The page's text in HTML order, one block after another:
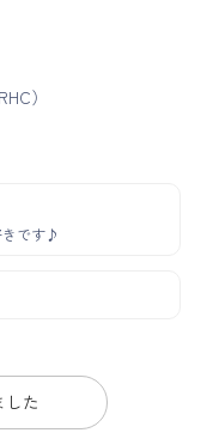
）
きです♪
た